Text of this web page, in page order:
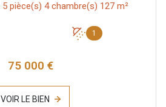
Maison de village 5 pièce(s) 4 chambre(s) 127 m²
1
75 000 €
VOIR LE BIEN